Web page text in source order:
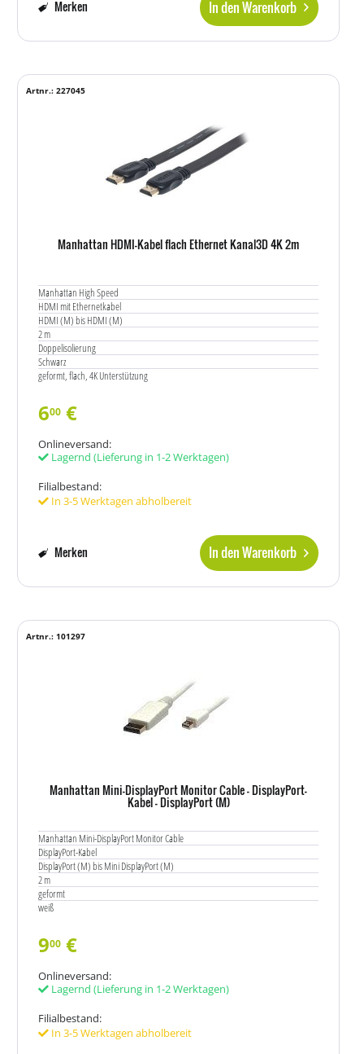
In den Warenkorb
Merken
Manhattan HDMI-Kabel flach Ethernet Kanal3D 4K 2m
Manhattan High Speed
HDMI mit Ethernetkabel
HDMI (M) bis HDMI (M)
2 m
Doppelisolierung
Schwarz
geformt, flach, 4K Unterstützung
Artnr.: 227045
600 €
Onlineversand:
Lagernd (Lieferung in 1-2 Werktagen)
Filialbestand:
In 3-5 Werktagen abholbereit
In den Warenkorb
Merken
Manhattan Mini-DisplayPort Monitor Cable - DisplayPort-
Kabel - DisplayPort (M)
Manhattan Mini-DisplayPort Monitor Cable
DisplayPort-Kabel
DisplayPort (M) bis Mini DisplayPort (M)
2 m
geformt
weiß
Artnr.: 101297
900 €
Onlineversand:
Lagernd (Lieferung in 1-2 Werktagen)
Filialbestand:
In 3-5 Werktagen abholbereit